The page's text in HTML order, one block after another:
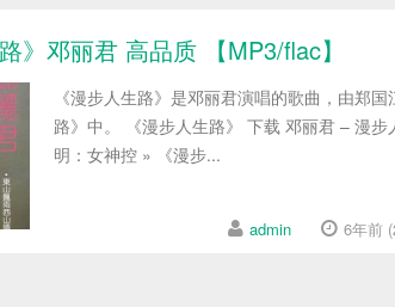
》邓丽君 高品质 【MP3/flac】
《漫步人生路》是邓丽君演唱的歌曲，由郑
路》中。 《漫步人生路》 下载 邓丽君 – 漫
明：女神控 » 《漫步...
admin 6年前